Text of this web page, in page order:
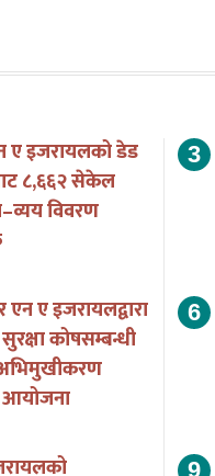
इजरायलको डेड
८,६६२ सेकेल
विवरण
ए इजरायलद्वारा
कोषसम्बन्धी
आयोजना